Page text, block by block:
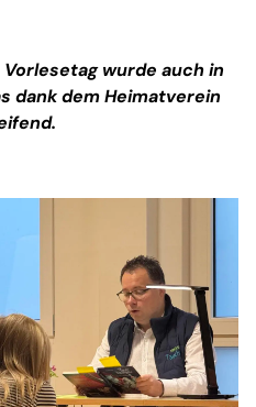
wurde auch in
dank dem Heimatverein